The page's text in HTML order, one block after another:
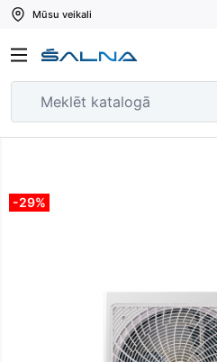
Mūsu veikali
-29%